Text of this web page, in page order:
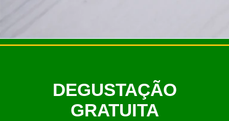
DEGUSTAÇÃO
GRATUITA